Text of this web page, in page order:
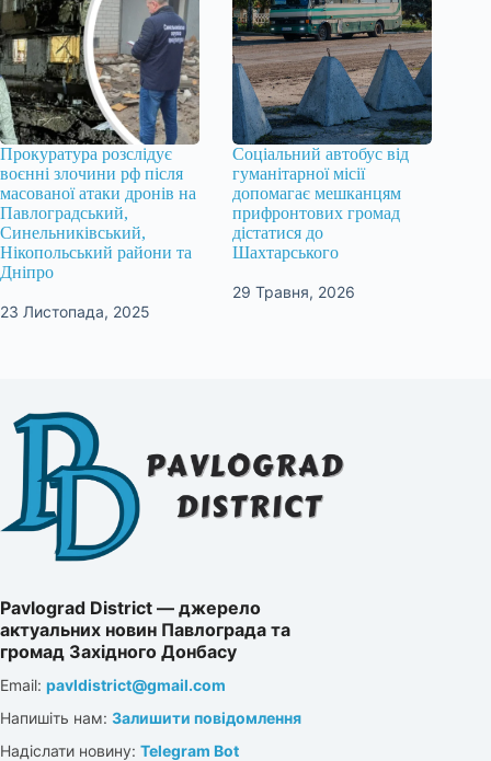
Прокуратура розслідує
воєнні злочини рф після
масованої атаки дронів на
Павлоградський,
Синельниківський,
Нікопольський райони та
Дніпро
23 Листопада, 2025
Соціальний автобус від
гуманітарної місії
допомагає мешканцям
прифронтових громад
дістатися до
Шахтарського
29 Травня, 2026
Pavlograd District — джерело
актуальних новин Павлограда та
громад Західного Донбасу
Email: pavldistrict@gmail.com
Напишіть нам: Залишити повідомлення
Надіслати новину: Telegram Bot